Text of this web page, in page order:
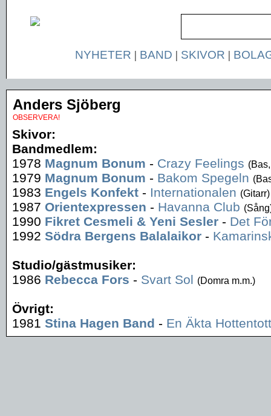
NYHETER | BAND | SKIVOR |
Anders Sjöberg
OBSERVERA!
Skivor:
Bandmedlem:
1978 Magnum Bonum - Crazy Feelings
1979 Magnum Bonum - Bakom Spegeln
1983 Engels Konfekt - Internationalen (Gitarr)
1987 Orientexpressen - Havanna Club
1990 Fikret Cesmeli & Yeni Sesler - Det
1992 Södra Bergens Balalaikor -
Studio/gästmusiker:
1986 Rebecca Fors - Svart Sol (Domra m.m.)
Övrigt:
1981 Stina Hagen Band - En Äkta Hottentott